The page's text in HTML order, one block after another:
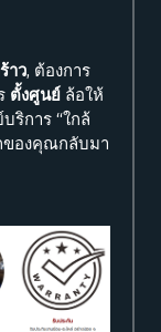
าว, ต้องการ
ตั้งศูนย์ ล้อให้
ริการ “ใกล้
ของคุณกลับมา